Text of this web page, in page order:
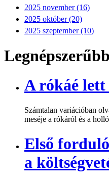
2025 november (16)
2025 október (20)
2025 szeptember (10)
A rókáé lett
Számtalan variációban
meséje a rókáról és a
Első
a